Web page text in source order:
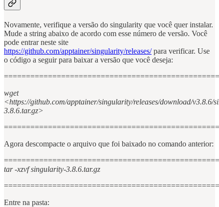
Novamente, verifique a versão do singularity que você quer instalar.
Mude a string abaixo de acordo com esse número de versão. Você
pode entrar neste site
https://github.com/apptainer/singularity/releases/para verificar. Use
o código a seguir para baixar a versão que você deseja:
wget
<https://github.com/apptainer/singularity/releases/download/v3.8.6/
3.8.6.tar.gz>
Agora descompacte o arquivo que foi baixado no comando anterior:
tar -xzvf singularity-3.8.6.tar.gz
Entre na pasta: